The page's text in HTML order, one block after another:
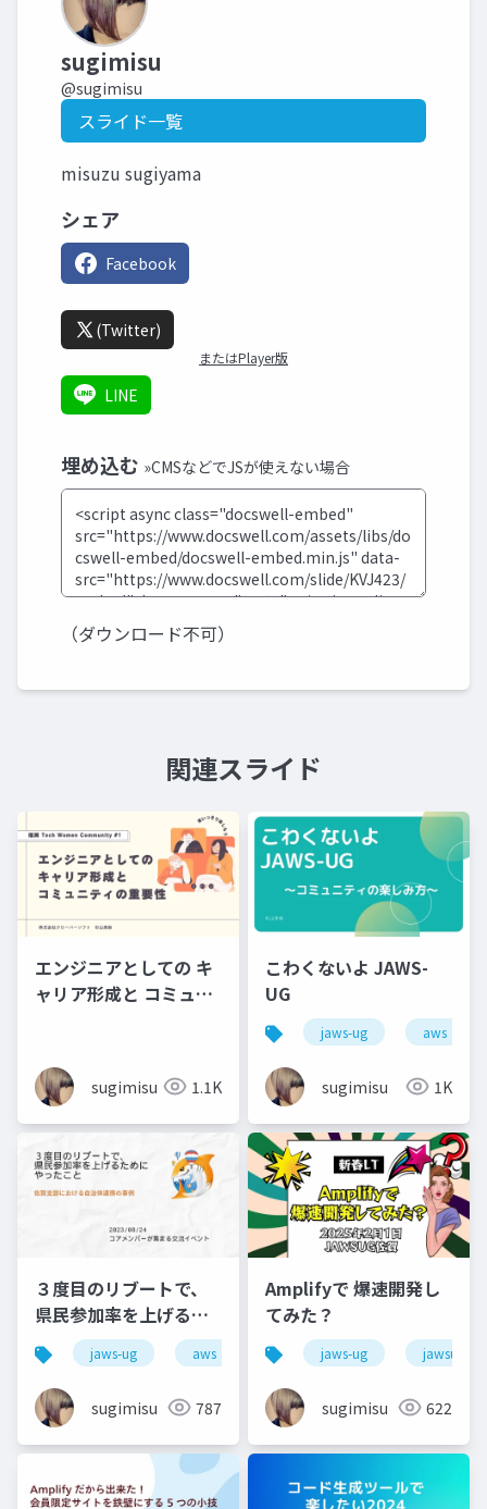
sugimisu
@sugimisu
スライド一覧
misuzu sugiyama
シェア
Facebook
(Twitter)
またはPlayer版
LINE
埋め込む »CMSなどでJSが使えない場合
（ダウンロード不可）
関連スライド
エンジニアとしての キ
ャリア形成と コミュニ
sugimisu 1.1K
こわくないよ JAWS-
UG
jaws-ug aws
sugimisu 1K
３度目のリブートで、
県民参加率を上げるた
めにやったこと
jaws-ug aws
sugimisu 787
Amplifyで 爆速開発し
てみた？
jaws-ug
sugimisu 622